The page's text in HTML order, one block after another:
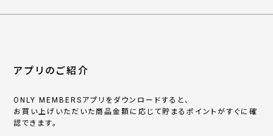
アプリのご紹介
ONLY MEMBERSアプリをダウンロードすると、
お買い上げいただいた商品金額に応じて貯まるポイントがすぐに確
認できます。